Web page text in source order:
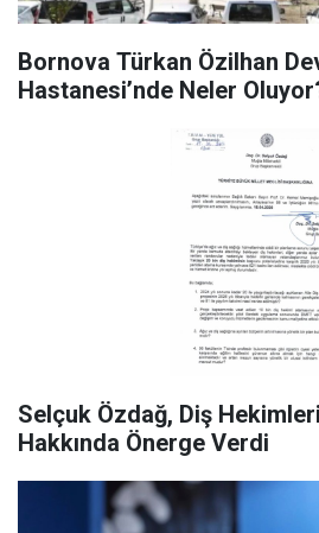
Bornova Türkan Özilhan
Hastanesi’nde Neler
Selçuk Özdağ, Diş
Hakkında Önerge Verdi